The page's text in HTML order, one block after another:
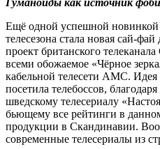
Ещё одной успешной новинкой
телесезона стала новая сай-
проект британского
всеми обожаемое «Чёрное
кабельной телесети AMC.
посетила телебоссов,
шведскому телесериалу
бьющему все рейтинги в
продукции в Скандинавии.
современные телесериалы из